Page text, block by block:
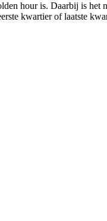
hour is. Daarbij is
kwartier of laatste